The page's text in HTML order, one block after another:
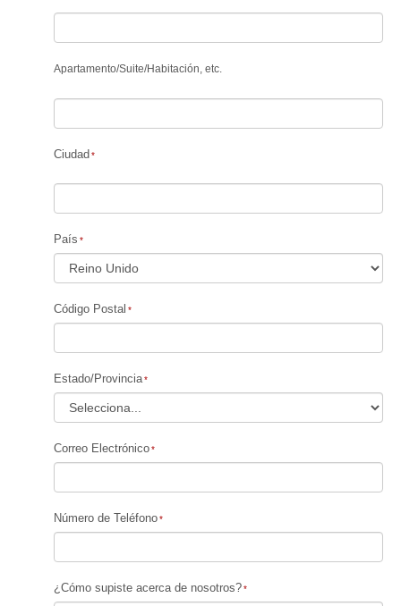
Apartamento/Suite/Habitación, etc.
Ciudad
País
Código Postal
Estado/Provincia
Correo Electrónico
Número de Teléfono
¿Cómo supiste acerca de nosotros?